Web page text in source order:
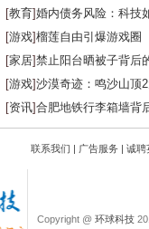
[教育]婚内债务风险：科技
[游戏]榴莲自由引爆游戏圈
[家居]禁止阳台晒被子背后
[游戏]沙漠奇迹：鸣沙山顶
[资讯]合肥地铁行李箱墙背
联系我们 | 广告服务 | 诚聘
Copyright @ 环球科技